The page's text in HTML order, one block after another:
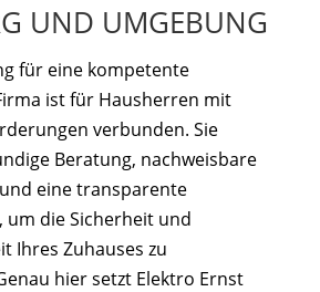
UND UMGEBUNG
für eine kompetente
ist für Hausherren mit
verbunden. Sie
Beratung, nachweisbare
eine transparente
um die Sicherheit und
Ihres Zuhauses zu
hier setzt Elektro Ernst